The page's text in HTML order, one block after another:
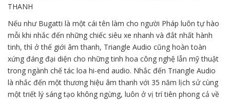
THANH
Nếu như Bugatti là một cái tên làm cho người Pháp luôn tự hào
mỗi khi nhắc đến những chiếc siêu xe nhanh và đắt nhất hành
tinh, thì ở thế giới âm thanh, Triangle Audio cũng hoàn toàn
xứng đáng đại diện cho những tinh hoa công nghệ lẫn mỹ thuật
trong ngành chế tác loa hi-end audio. Nhắc đến Triangle Audio
là nhắc đến một thương hiệu âm thanh với 35 năm lịch sử cùng
một triết lý sáng tạo không ngừng, luôn ở vị trí tiên phong cả về